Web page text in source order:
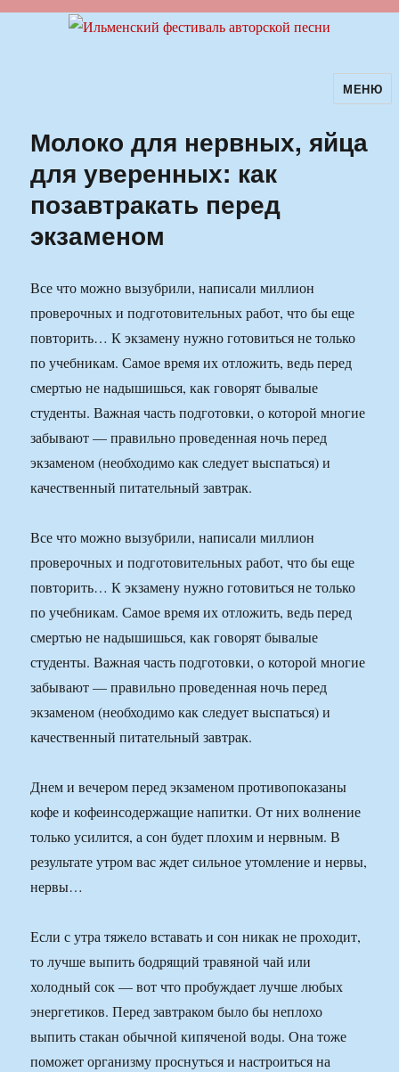
Ильменский фестиваль авторскойМЕНЮ
Молоко для нервных, яйца
для уверенных: как
позавтракать перед
экзаменом
Все что можно вызубрили, написали миллион
проверочных и подготовительных работ, что бы еще
повторить… К экзамену нужно готовиться не только
по учебникам. Самое время их отложить, ведь перед
смертью не надышишься, как говорят бывалые
студенты. Важная часть подготовки, о которой многие
забывают — правильно проведенная ночь перед
экзаменом (необходимо как следует выспаться) и
качественный питательный завтрак.
Все что можно вызубрили, написали миллион
проверочных и подготовительных работ, что бы еще
повторить… К экзамену нужно готовиться не только
по учебникам. Самое время их отложить, ведь перед
смертью не надышишься, как говорят бывалые
студенты. Важная часть подготовки, о которой многие
забывают — правильно проведенная ночь перед
экзаменом (необходимо как следует выспаться) и
качественный питательный завтрак.
Днем и вечером перед экзаменом противопоказаны
кофе и кофеинсодержащие напитки. От них волнение
только усилится, а сон будет плохим и нервным. В
результате утром вас ждет сильное утомление и нервы,
нервы…
Если с утра тяжело вставать и сон никак не проходит,
то лучше выпить бодрящий травяной чай или
холодный сок — вот что пробуждает лучше любых
энергетиков. Перед завтраком было бы неплохо
выпить стакан обычной кипяченой воды. Она тоже
поможет организму проснуться и настроиться на